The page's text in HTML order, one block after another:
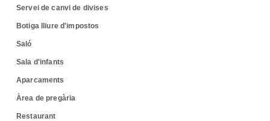
Servei de canvi de divises
Botiga lliure d'impostos
Saló
Sala d'infants
Aparcaments
Àrea de pregària
Restaurant